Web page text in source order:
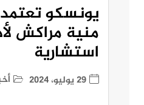
يونسكو
منية مراكش
استشارية
29 يوليو، 2024